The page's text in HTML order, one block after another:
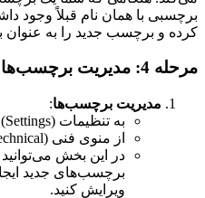
کرده و برچسب جدید را به
مرحله 4: مدیریت برچسب‌ها
مدیریت برچسب‌ها:
به تنظیمات (Settings) بروید.
از منوی فنی (Technical)، بخش "Tags" را پیدا کنید.
در این بخش
برچسب‌های جدید
ویرایش کنید.